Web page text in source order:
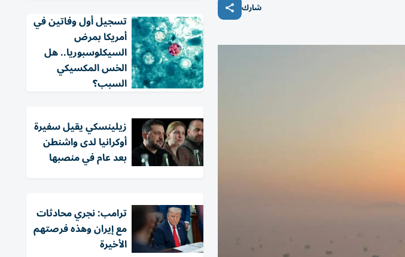
شارك
تسجيل أول وفاتين في
أمريكا بمرض
السيكلوسبوريا.. هل
الخس المكسيكي
السبب؟
زيلينسكي يقيل سفيرة
أوكرانيا لدى واشنطن
بعد عام في منصبها
ترامب: نجري محادثات
مع إيران وهذه فرصتهم
الأخيرة